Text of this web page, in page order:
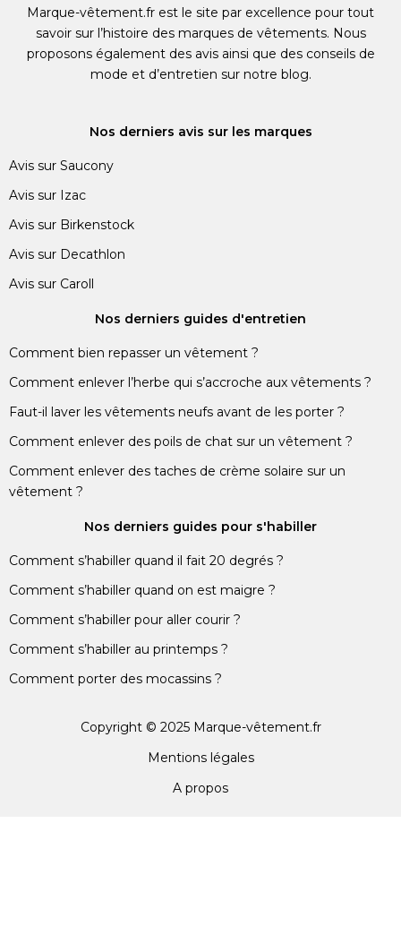
Marque-vêtement.fr est le site par excellence pour tout
savoir sur l’histoire des marques de vêtements. Nous
proposons également des avis ainsi que des conseils de
mode et d’entretien sur notre blog.
Nos derniers avis sur les marques
Avis sur Saucony
Avis sur Izac
Avis sur Birkenstock
Avis sur Decathlon
Avis sur Caroll
Nos derniers guides d'entretien
Comment bien repasser un vêtement ?
Comment enlever l’herbe qui s’accroche aux vêtements ?
Faut-il laver les vêtements neufs avant de les porter ?
Comment enlever des poils de chat sur un vêtement ?
Comment enlever des taches de crème solaire sur un
vêtement ?
Nos derniers guides pour s'habiller
Comment s’habiller quand il fait 20 degrés ?
Comment s’habiller quand on est maigre ?
Comment s’habiller pour aller courir ?
Comment s’habiller au printemps ?
Comment porter des mocassins ?
Copyright © 2025 Marque-vêtement.fr
Mentions légales
A propos